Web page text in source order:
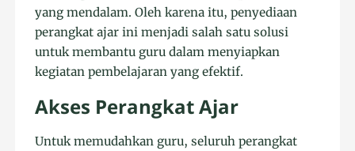
yang mendalam. Oleh karena itu, penyediaan
perangkat ajar ini menjadi salah satu solusi
untuk membantu guru dalam menyiapkan
kegiatan pembelajaran yang efektif.
Akses Perangkat Ajar
Untuk memudahkan guru, seluruh perangkat